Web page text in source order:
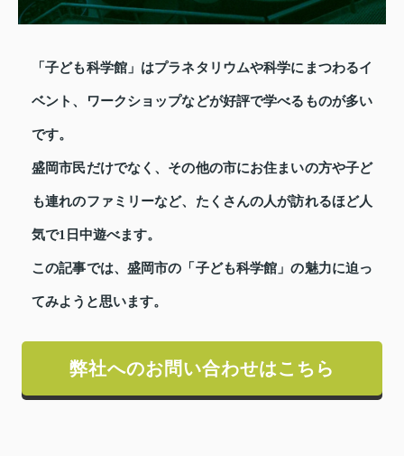
「子ども科学館」はプラネタリウムや科学にまつわるイ
ベント、ワークショップなどが好評で学べるものが多い
です。
盛岡市民だけでなく、その他の市にお住まいの方や子ど
も連れのファミリーなど、たくさんの人が訪れるほど人
気で1日中遊べます。
この記事では、盛岡市の「子ども科学館」の魅力に迫っ
てみようと思います。
弊社へのお問い合わせはこちら